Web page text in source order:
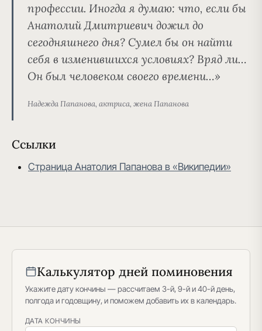
профессии. Иногда я думаю: что, если бы
Анатолий Дмитриевич дожил до
сегодняшнего дня? Сумел бы он найти
себя в изменившихся условиях? Вряд ли…
Он был человеком своего времени…»
Надежда Папанова, актриса, жена Папанова
Ссылки
Страница Анатолия Папанова в «Википедии»
Калькулятор дней поминовения
Укажите дату кончины — рассчитаем 3-й, 9-й и 40-й день,
полгода и годовщину, и поможем добавить их в календарь.
ДАТА КОНЧИНЫ